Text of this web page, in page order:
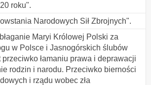
roku".
Narodowych Sił Zbrojnych".
Maryi Królowej Polski za
w Polsce i Jasnogórskich ślubów
przeciwko łamaniu prawa i deprawacji
rodzin i narodu. Przeciwko bierności
i rządu wobec zła